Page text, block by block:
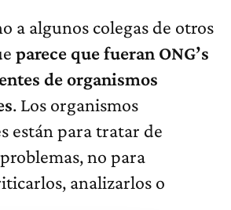
a algunos colegas de otros
parece que fueran ONG’s
de organismos
. Los organismos
están para tratar de
no para
analizarlos o